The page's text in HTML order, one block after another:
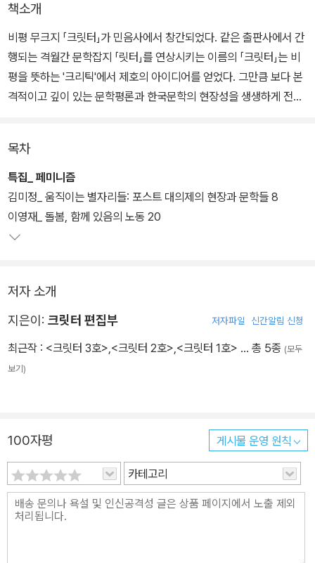
책소개
비평 무크지 「크릿터」가 민음사에서 창간되었다. 같은 출판사에서 간
행되는 격월간 문학잡지 「릿터」를 연상시키는 이름의 「크릿터」는 비
평을 뜻하는 '크리틱'에서 제호의 아이디어를 얻었다. 그만큼 보다 본
격적이고 깊이 있는 문학평론과 한국문학의 현장성을 생생하게 전달
창간호의 주제는 '페미니즘'이다. 최근 여러 문예지에서 산발적으로
논의되어 온 페미니즘 비평의 논지를 하나로 모아 보려는 기획에 김
미정 등 아홉 명의 여성 문학평론가가 필진으로 참여했다. 리뷰는 소
설 열두 종, 시집 일곱 종을 다뤘다. 그 외에 기획 코너를 통해 최근 한
국소설의 계보와 영역을 시간과 공간을 보다 넓게 해석하고자 하는
목차
특집_ 페미니즘
김미정_ 움직이는 별자리들: 포스트 대의제의 현장과 문학들 8
이영재_ 돌봄, 함께 있음의 노동 20
저자 소개
지은이: 크릿터 편집부 저자파일 신간알림 신청
최근작 : <크릿터 3호>,<크릿터 2호>,<크릿터 1호> … 총 5종 (모두
보기)
100자평 게시물 운영 원칙
카테고리